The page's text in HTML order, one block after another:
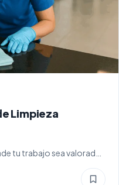
Limpieza
tu trabajo sea valorado
en su sector está en la
y comprometidas…